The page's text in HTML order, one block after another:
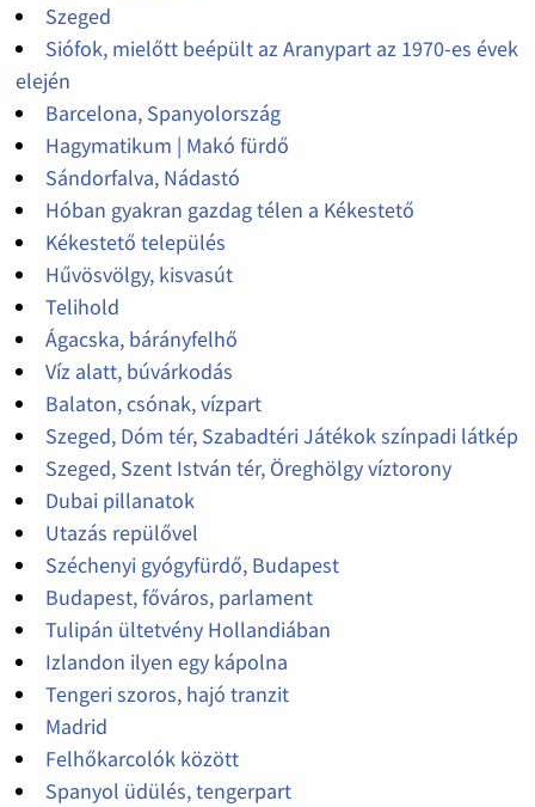
Szeged
Siófok, mielőtt beépült az Aranypart az 1970-es évek
elején
Barcelona, Spanyolország
Hagymatikum | Makó fürdő
Sándorfalva, Nádastó
Hóban gyakran gazdag télen a Kékestető
Kékestető település
Hűvösvölgy, kisvasút
Telihold
Ágacska, bárányfelhő
Víz alatt, búvárkodás
Balaton, csónak, vízpart
Szeged, Dóm tér, Szabadtéri Játékok színpadi látkép
Szeged, Szent István tér, Öreghölgy víztorony
Dubai pillanatok
Utazás repülővel
Széchenyi gyógyfürdő, Budapest
Budapest, főváros, parlament
Tulipán ültetvény Hollandiában
Izlandon ilyen egy kápolna
Tengeri szoros, hajó tranzit
Madrid
Felhőkarcolók között
Spanyol üdülés, tengerpart